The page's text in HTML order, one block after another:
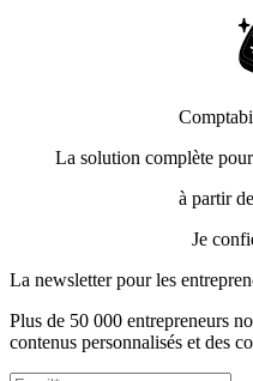
La solution complète
à partir
Je
La newsletter pour les
Plus de 50 000 entrepreneurs
contenus personnalisés et des